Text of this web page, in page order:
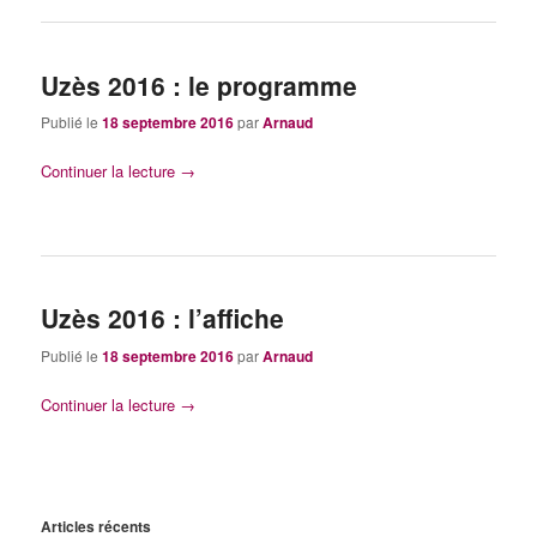
Uzès 2016 : le programme
Publié le18 septembre 2016parArnaud
Continuer la lecture →
Uzès 2016 : l’affiche
Publié le18 septembre 2016parArnaud
Continuer la lecture →
Articles récents